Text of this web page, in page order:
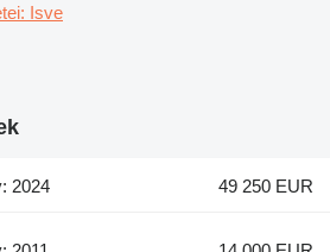
Isve
2024 49 250 EUR